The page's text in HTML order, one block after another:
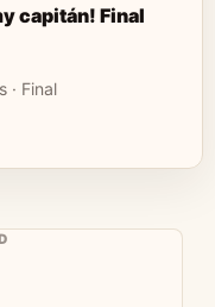
capitán! Final
· Final